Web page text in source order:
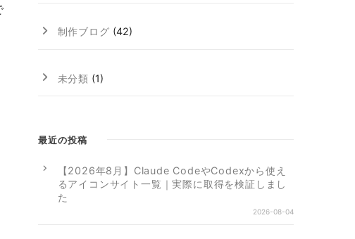
制作ブログ (42)
未分類 (1)
最近の投稿
【2026年8月】Claude CodeやCodexから使え
るアイコンサイト一覧｜実際に取得を検証しまし
た
2026-08-04